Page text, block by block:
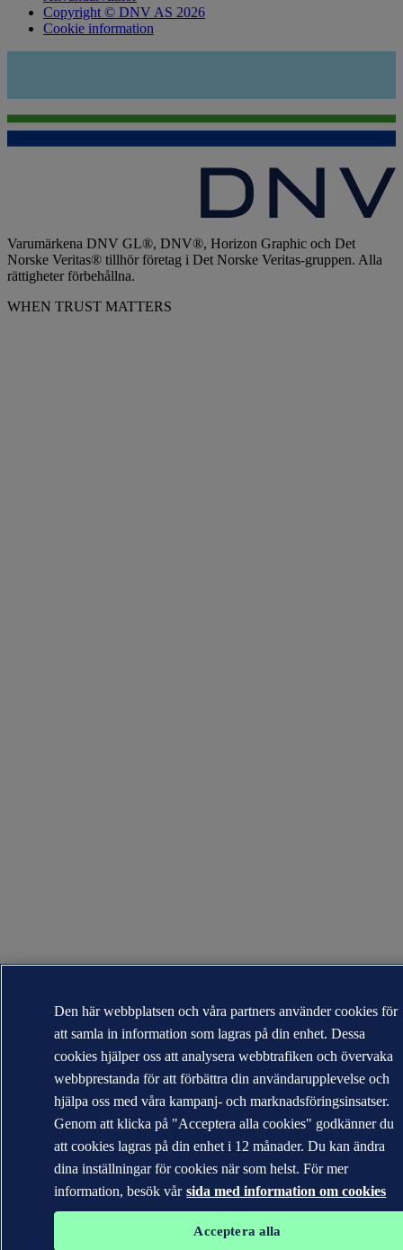
Copyright © DNV AS 2026
Cookie information
Varumärkena DNV GL®, DNV®, Horizon Graphic och Det
Norske Veritas® tillhör företag i Det Norske Veritas-gruppen. Alla
rättigheter förbehållna.
WHEN TRUST MATTERS
Den här webbplatsen och våra partners använder cookies för
att samla in information som lagras på din enhet. Dessa
cookies hjälper oss att analysera webbtrafiken och övervaka
webbprestanda för att förbättra din användarupplevelse och
hjälpa oss med våra kampanj- och marknadsföringsinsatser.
Genom att klicka på "Acceptera alla cookies" godkänner du
att cookies lagras på din enhet i 12 månader. Du kan ändra
dina inställningar för cookies när som helst. För mer
information, besök vår sida med information om cookies
Acceptera alla